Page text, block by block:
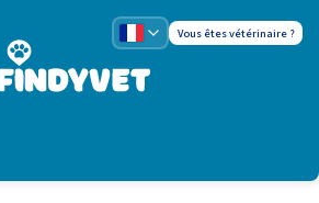
Vous êtes vétérinaire ?